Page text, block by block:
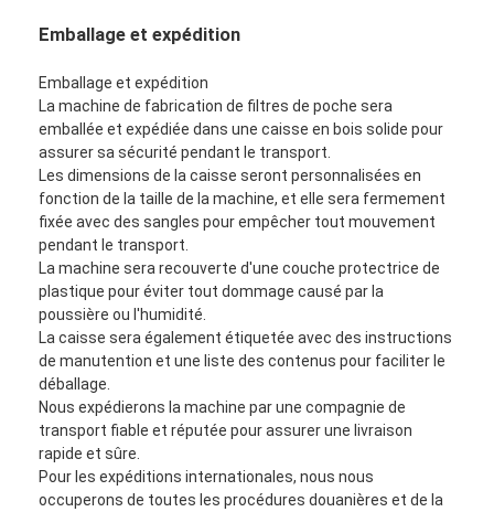
Emballage et expédition
Emballage et expédition
La machine de fabrication de filtres de poche sera
emballée et expédiée dans une caisse en bois solide pour
assurer sa sécurité pendant le transport.
Les dimensions de la caisse seront personnalisées en
fonction de la taille de la machine, et elle sera fermement
fixée avec des sangles pour empêcher tout mouvement
pendant le transport.
La machine sera recouverte d'une couche protectrice de
plastique pour éviter tout dommage causé par la
poussière ou l'humidité.
La caisse sera également étiquetée avec des instructions
de manutention et une liste des contenus pour faciliter le
déballage.
Nous expédierons la machine par une compagnie de
transport fiable et réputée pour assurer une livraison
rapide et sûre.
Pour les expéditions internationales, nous nous
occuperons de toutes les procédures douanières et de la